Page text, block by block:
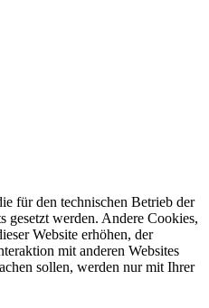
für den technischen Betrieb der
gesetzt werden. Andere Cookies,
Website erhöhen, der
mit anderen Websites
sollen, werden nur mit Ihrer